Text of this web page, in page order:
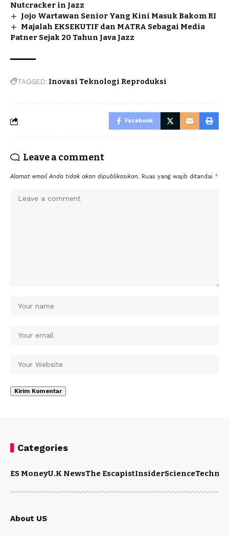
Nutcracker in Jazz
Jojo Wartawan Senior Yang Kini Masuk Bakom RI
Majalah EKSEKUTIF dan MATRA Sebagai Media
Patner Sejak 20 Tahun Java Jazz
TAGGED: Inovasi Teknologi Reproduksi
Facebook
Leave a comment
Alamat email Anda tidak akan dipublikasikan. Ruas yang wajib ditandai *
Categories
ES MoneyU.K NewsThe EscapistInsiderScience
About US